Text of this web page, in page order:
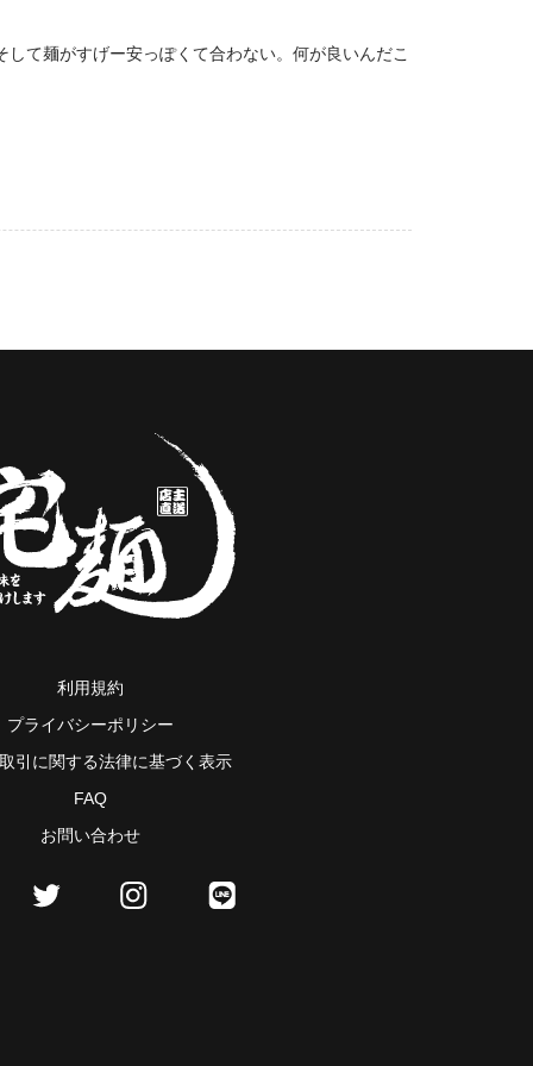
て麺がすげー安っぽくて合わない。何が良いんだこ
利用規約
プライバシーポリシー
引に関する法律に基づく表示
FAQ
お問い合わせ